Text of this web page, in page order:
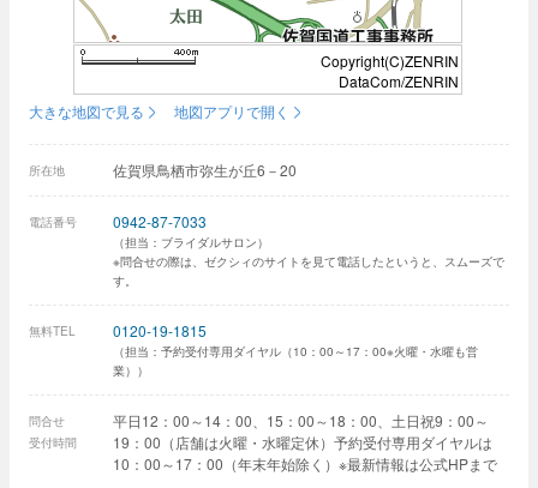
Copyright(C)ZENRIN
DataCom/ZENRIN
大きな地図で見る
地図アプリで開く
所在地 佐賀県鳥栖市弥生が丘6－20
電話番号 0942-87-7033
（担当：ブライダルサロン）
※問合せの際は、ゼクシィのサイトを見て電話したというと、スムーズで
す。
無料TEL 0120-19-1815
（担当：予約受付専用ダイヤル（10：00～17：00※火曜・水曜も営
業））
問合せ
受付時間
平日12：00～14：00、15：00～18：00、土日祝9：00～
19：00（店舗は火曜・水曜定休）予約受付専用ダイヤルは
10：00～17：00（年末年始除く）※最新情報は公式HPまで